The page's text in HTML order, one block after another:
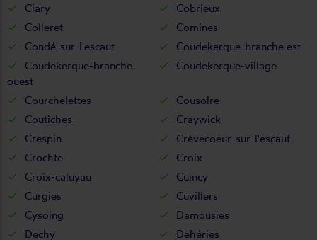
Clary
Cobrieux
Colleret
Comines
Condé-sur-l'escaut
Coudekerque-branche est
Coudekerque-branche
ouest
Coudekerque-village
Courchelettes
Cousolre
Coutiches
Craywick
Crespin
Crèvecoeur-sur-l'escaut
Crochte
Croix
Croix-caluyau
Cuincy
Curgies
Cuvillers
Cysoing
Damousies
Dechy
Dehéries